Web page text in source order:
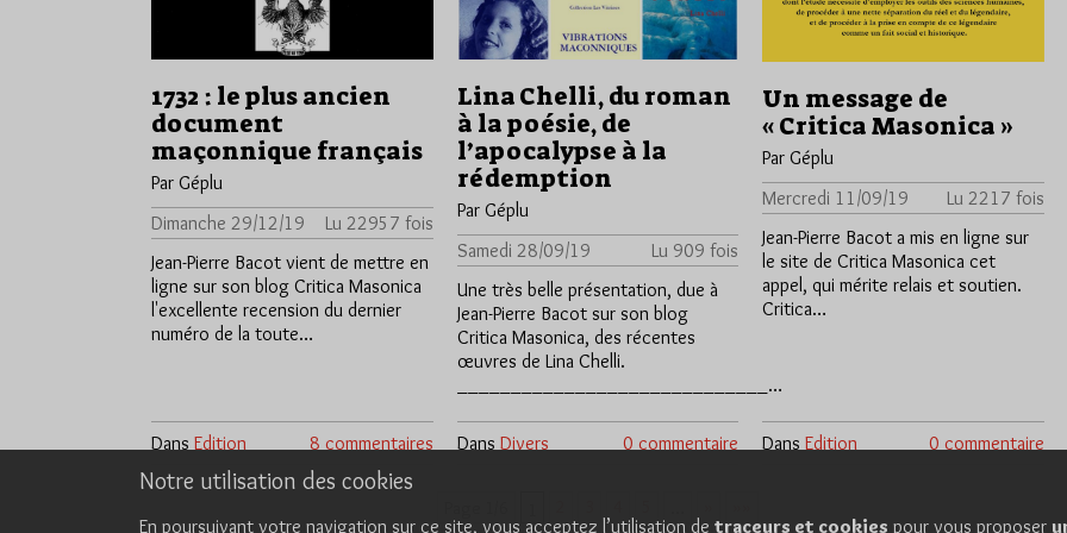
1732 : le plus ancien
document
maçonnique français
Par Géplu
Dimanche 29/12/19
Lu 22957 fois
Jean-Pierre Bacot vient de mettre en
ligne sur son blog Critica Masonica
l'excellente recension du dernier
numéro de la toute…
Dans Edition 8 commentaires
Lina Chelli, du roman
à la poésie, de
l’apocalypse à la
rédemption
Par Géplu
Samedi 28/09/19
Lu 909 fois
Une très belle présentation, due à
Jean-Pierre Bacot sur son blog
Critica Masonica, des récentes
œuvres de Lina Chelli.
_____________________________…
Dans Divers 0 commentaire
Un message de
« Critica Masonica »
Par Géplu
Mercredi 11/09/19
Lu 2217 fois
Jean-Pierre Bacot a mis en ligne sur
le site de Critica Masonica cet
appel, qui mérite relais et soutien.
Critica…
DansEdition 0 commentaire
Notre utilisation des cookies
En poursuivant votre navigation sur ce site, vous acceptez l’utilisation de traceurs et cookies pour vous proposer